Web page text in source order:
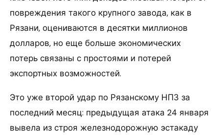
повреждения такого крупного завода, как в
Рязани, оцениваются в десятки миллионов
долларов, но еще больше экономических
потерь связаны с простоями и потерей
экспортных возможностей.
Это уже второй удар по Рязанскому НПЗ за
последний месяц: предыдущая атака 24 января
вывела из строя железнодорожную эстакаду